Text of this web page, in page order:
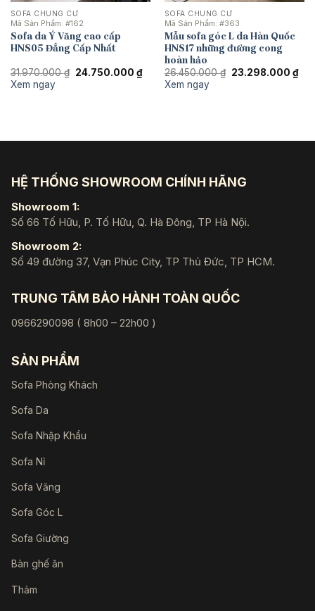
SOFA CHUNG CƯ
Mã Sản Phẩm: #162
Sofa da Ý Văng cao cấp
HNS05 Đẳng Cấp Nhất
31.970.000₫ Giá
24.750.000 ₫Giá
hiện
Xem ngay
SOFA CHUNG CƯ
Mã Sản Phẩm: #363
Mẫu sofa góc L da Hàn Quốc
HNS17 những đường cong
hoàn hảo
26.450.000₫ Giá
23.298.000 ₫Giá
Xem ngay
HỆ THỐNG SHOWROOM CHÍNH HÃNG
Showroom 1:
Số 66 Tố Hữu, P. Tố Hữu, Q. Hà Đông, TP Hà Nội.
Showroom 2:
Số 49 đường 37, Vạn Phúc City, TP Thủ Đức, TP HCM.
TRUNG TÂM BẢO HÀNH TOÀN QUỐC
0966290098 ( 8h00 – 22h00 )
SẢN PHẨM
Sofa Phòng Khách
Sofa Da
Sofa Nhập Khẩu
Sofa Nỉ
Sofa Văng
Sofa Góc L
Sofa Giường
Bàn ghế ăn
Thảm